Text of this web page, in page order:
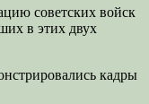
советских войск
в этих двух
кадры